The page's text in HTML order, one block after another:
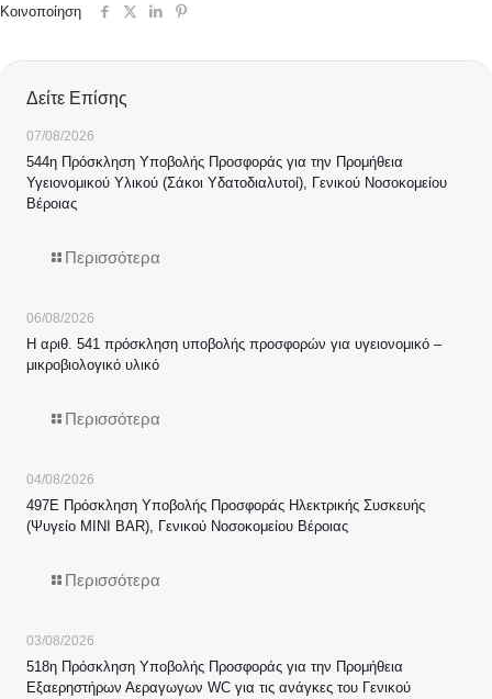
Κοινοποίηση
Δείτε Επίσης
07/08/2026
544η Πρόσκληση Υποβολής Προσφοράς για την Προμήθεια
Υγειονομικού Υλικού (Σάκοι Υδατοδιαλυτοί), Γενικού Νοσοκομείου
Βέροιας
Περισσότερα
06/08/2026
Η αριθ. 541 πρόσκληση υποβολής προσφορών για υγειονομικό –
μικροβιολογικό υλικό
Περισσότερα
04/08/2026
497Ε Πρόσκληση Υποβολής Προσφοράς Ηλεκτρικής Συσκευής
(Ψυγείο MINI BAR), Γενικού Νοσοκομείου Βέροιας
Περισσότερα
03/08/2026
518η Πρόσκληση Υποβολής Προσφοράς για την Προμήθεια
Εξαερηστήρων Αεραγωγων WC για τις ανάγκες του Γενικού